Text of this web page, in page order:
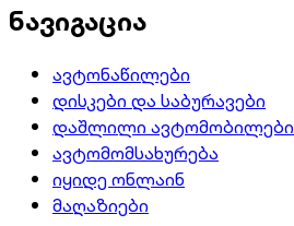
ნავიგაცია
ავტონაწილები
დისკები და საბურავები
დაშლილი ავტომობილები
ავტომომსახურება
იყიდე ონლაინ
მაღაზიები